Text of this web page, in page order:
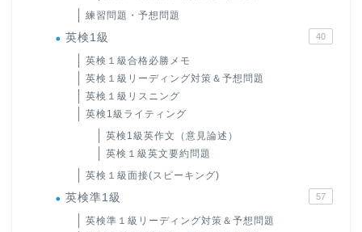
練習問題・予想問題
英検1級 40
英検１級合格必勝メモ
英検１級リーディング対策＆予想問題
英検１級リスニング
英検1級ライティング
英検1級英作文（意見論述）
英検１級英文要約問題
英検１級面接(スピーキング)
英検準1級 57
英検準１級リーディング対策＆予想問題